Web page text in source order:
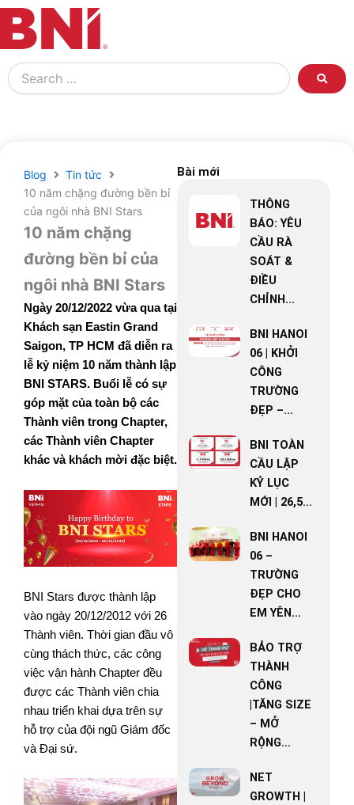
Search
…
Blog
Tin tức
10 năm chặng đường bền bỉ
của ngôi nhà BNI Stars
10 năm chặng
đường bền bỉ của
ngôi nhà BNI Stars
Ngày 20/12/2022 vừa qua tại
Khách sạn Eastin Grand
Saigon, TP HCM đã diễn ra
lễ kỷ niệm 10 năm thành lập
BNI STARS. Buổi lễ có sự
góp mặt của toàn bộ các
Thành viên trong Chapter,
các Thành viên Chapter
khác và khách mời đặc biệt.
BNI Stars được thành lập
vào ngày 20/12/2012 với 26
Thành viên. Thời gian đầu vô
cùng thách thức, các công
việc vận hành Chapter đều
được các Thành viên chia
nhau triển khai dựa trên sự
hỗ trợ của đội ngũ Giám đốc
và Đại sứ.
Bài mới
THÔNG
BÁO: YÊU
CẦU RÀ
SOÁT &
ĐIỀU
CHỈNH...
BNI HANOI
06 | KHỞI
CÔNG
TRƯỜNG
ĐẸP –...
BNI TOÀN
CẦU LẬP
KỶ LỤC
MỚI | 26,5...
BNI HANOI
06 –
TRƯỜNG
ĐẸP CHO
EM YÊN...
BẢO TRỢ
THÀNH
CÔNG
|TĂNG SIZE
– MỞ
RỘNG...
NET
GROWTH |